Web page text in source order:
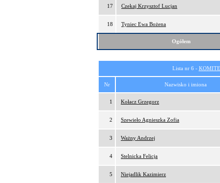
17 Czekaj Krzysztof Lucjan
18 Tyniec Ewa Bożena
Ogółem
Lista nr 6 -
Nr Nazwisko i imiona
1 Kołacz Grzegorz
2 Szewieło Agnieszka Zofia
3 Ważny Andrzej
4 Stelnicka Felicja
5 Niejadlik Kazimierz